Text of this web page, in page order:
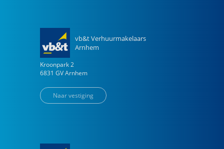
vb&t Verhuurmakelaars
Arnhem
Kroonpark 2
6831 GV Arnhem
Naar vestiging